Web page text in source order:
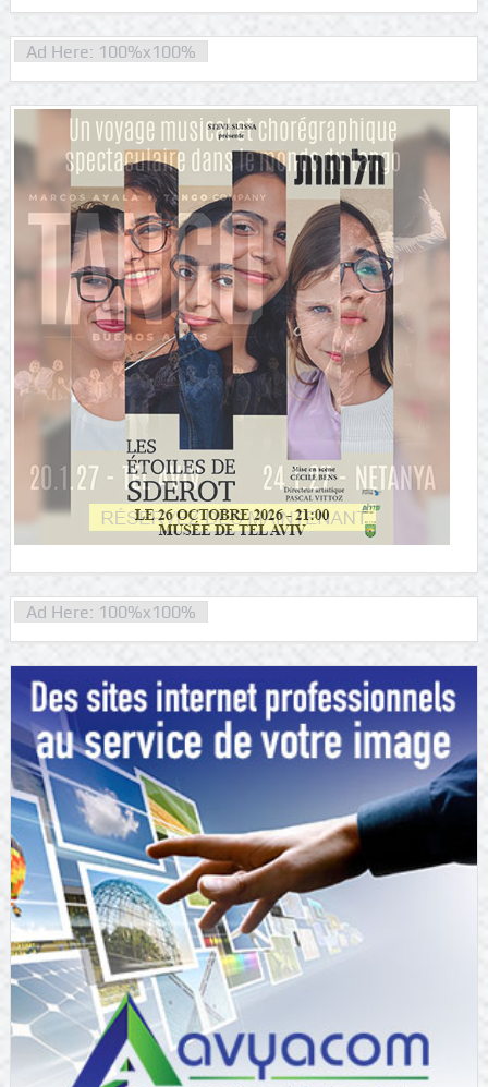
Ad Here: 100%x100%
Ad Here: 100%x100%